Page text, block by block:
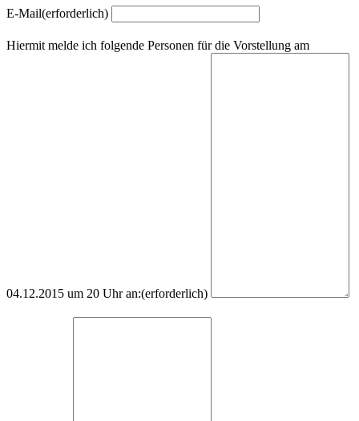
E-Mail(erforderlich)
Hiermit melde ich folgende Personen für die Vorstellung am
04.12.2015 um 20 Uhr an:(erforderlich)